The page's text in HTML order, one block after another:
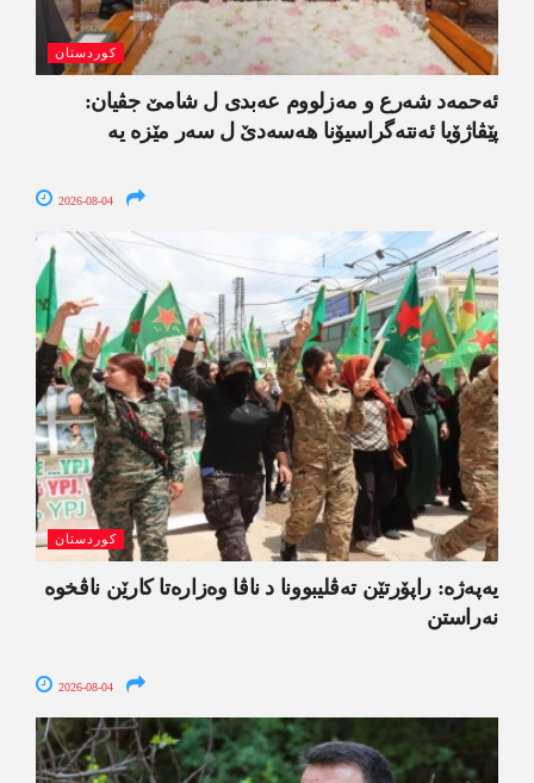
کوردستان
ئەحمەد شەرع و مەزلووم عەبدی ل شامێ جڤیان:
پێڤاژۆیا ئەنتەگراسیۆنا ھەسەدێ ل سەر مێزە یە
2026-08-04
کوردستان
یەپەژە: راپۆرتێن تەڤلیبوونا د ناڤا وەزارەتا کارێن ناڤخوە
نەراستن
2026-08-04